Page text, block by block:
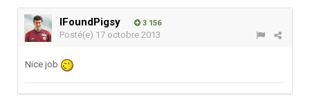
IFoundPigsy 3 156
Posté(e) 17 octobre 2013
Nice job